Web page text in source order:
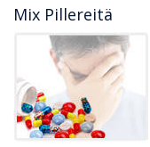
Mix Pillereitä